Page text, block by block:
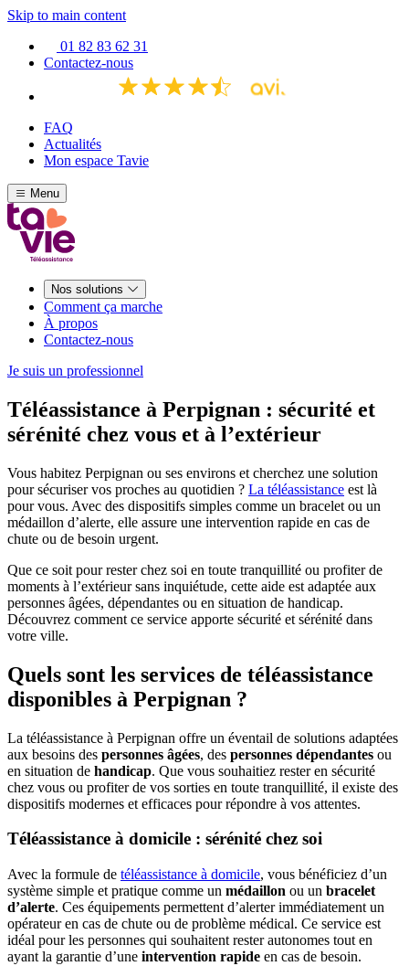
Skip to main content
01 82 83 62 31
Contactez-nous
FAQ
Actualités
Mon espace Tavie
Menu
Nos solutions
Comment ça marche
À propos
Contactez-nous
Je suis un professionnel
Téléassistance à Perpignan : sécurité et
sérénité chez vous et à l’extérieur
Vous habitez Perpignan ou ses environs et cherchez une solution
pour sécuriser vos proches au quotidien ? La téléassistance est là
pour vous. Avec des dispositifs simples comme un bracelet ou un
médaillon d’alerte, elle assure une intervention rapide en cas de
chute ou de besoin urgent.
Que ce soit pour rester chez soi en toute tranquillité ou profiter de
moments à l’extérieur sans inquiétude, cette aide est adaptée aux
personnes âgées, dépendantes ou en situation de handicap.
Découvrez comment ce service apporte sécurité et sérénité dans
votre ville.
Quels sont les services de téléassistance
disponibles à Perpignan ?
La téléassistance à Perpignan offre un éventail de solutions adaptées
aux besoins des personnes âgées, des personnes dépendantes ou
en situation de handicap. Que vous souhaitiez rester en sécurité
chez vous ou profiter de vos sorties en toute tranquillité, il existe des
dispositifs modernes et efficaces pour répondre à vos attentes.
Téléassistance à domicile : sérénité chez soi
Avec la formule de téléassistance à domicile, vous bénéficiez d’un
système simple et pratique comme un médaillon ou un bracelet
d’alerte. Ces équipements permettent d’alerter immédiatement un
opérateur en cas de chute ou de problème médical. Ce service est
idéal pour les personnes qui souhaitent rester autonomes tout en
ayant la garantie d’une intervention rapide en cas de besoin.